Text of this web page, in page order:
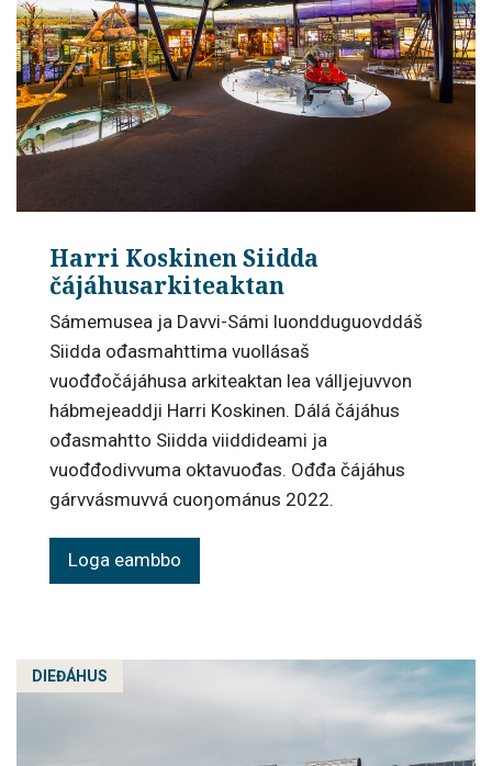
Harri Koskinen Siidda
čájáhusarkiteaktan
Sámemusea ja Davvi-Sámi luondduguovddáš
Siidda ođasmahttima vuollásaš
vuođđočájáhusa arkiteaktan lea válljejuvvon
hábmejeaddji Harri Koskinen. Dálá čájáhus
ođasmahtto Siidda viiddideami ja
vuođđodivvuma oktavuođas. Ođđa čájáhus
gárvvásmuvvá cuoŋománus 2022.
Loga eambbo
DIEĐÁHUS